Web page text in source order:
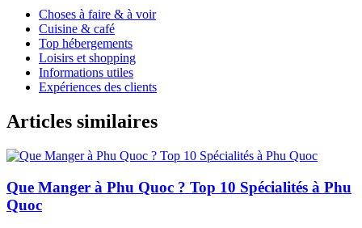
Choses à faire & à voir
Cuisine & café
Top hébergements
Loisirs et shopping
Informations utiles
Expériences des clients
Articles similaires
Que Manger à Phu Quoc ? Top 10 Spécialités à Phu
Quoc